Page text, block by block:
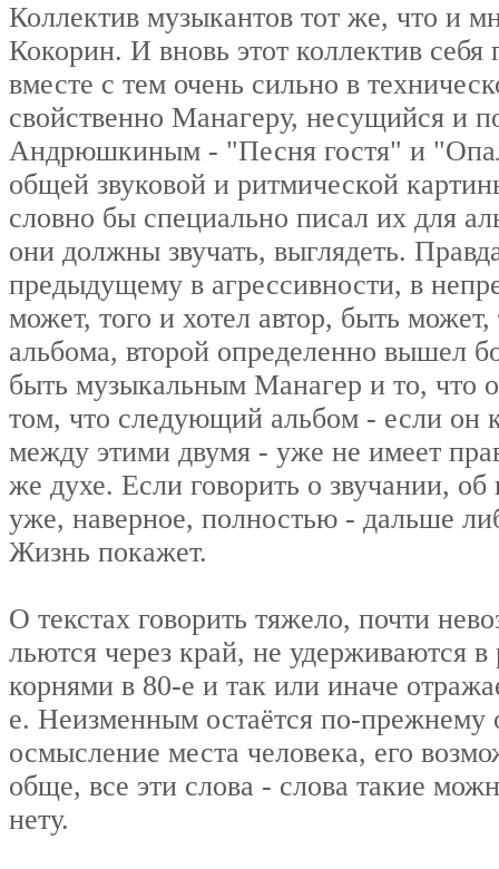
Коллектив музыкантов тот же, что и
Кокорин. И вновь этот коллектив
вместе с тем очень сильно в
свойственно Манагеру, несущийся и
Андрюшкиным - "Песня гостя" и
общей звуковой и ритмической
словно бы специально писал их для
они должны звучать, выглядеть.
предыдущему в агрессивности, в
может, того и хотел автор, быть
альбома, второй определенно вышел
быть музыкальным Манагер и то, что
том, что следующий альбом - если он
между этими двумя - уже не имеет
же духе. Если говорить о звучании,
уже, наверное, полностью - дальше
Жизнь покажет.
О текстах говорить тяжело, почти
льются через край, не удерживаются
корнями в 80-е и так или иначе
е. Неизменным остаётся по-прежнему
осмысление места человека, его
обще, все эти слова - слова такие
нету.